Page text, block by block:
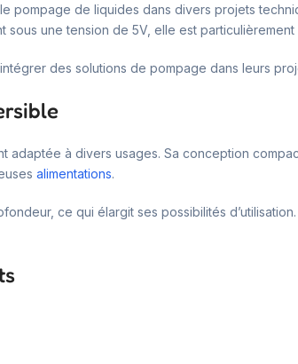
pompage de liquides dans divers projets
sous une tension de 5V, elle est
des solutions de pompage dans leurs
à divers usages. Sa conception
alimentations.
ce qui élargit ses possibilités